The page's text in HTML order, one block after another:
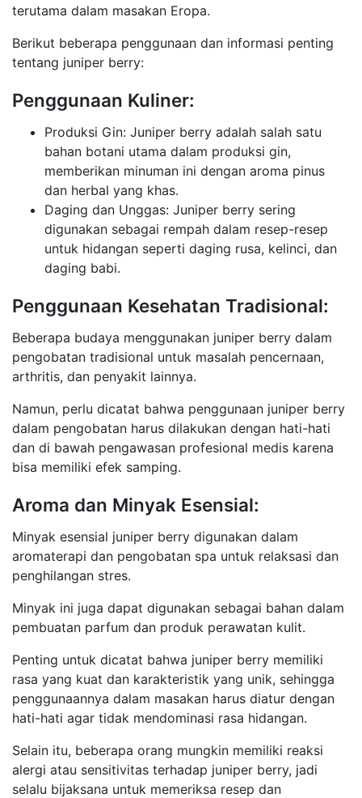
terutama dalam masakan Eropa.
Berikut beberapa penggunaan dan informasi penting
tentang juniper berry:
Penggunaan Kuliner:
Produksi Gin: Juniper berry adalah salah satu
bahan botani utama dalam produksi gin,
memberikan minuman ini dengan aroma pinus
dan herbal yang khas.
Daging dan Unggas: Juniper berry sering
digunakan sebagai rempah dalam resep-resep
untuk hidangan seperti daging rusa, kelinci, dan
daging babi.
Penggunaan Kesehatan Tradisional:
Beberapa budaya menggunakan juniper berry dalam
pengobatan tradisional untuk masalah pencernaan,
arthritis, dan penyakit lainnya.
Namun, perlu dicatat bahwa penggunaan juniper berry
dalam pengobatan harus dilakukan dengan hati-hati
dan di bawah pengawasan profesional medis karena
bisa memiliki efek samping.
Aroma dan Minyak Esensial:
Minyak esensial juniper berry digunakan dalam
aromaterapi dan pengobatan spa untuk relaksasi dan
penghilangan stres.
Minyak ini juga dapat digunakan sebagai bahan dalam
pembuatan parfum dan produk perawatan kulit.
Penting untuk dicatat bahwa juniper berry memiliki
rasa yang kuat dan karakteristik yang unik, sehingga
penggunaannya dalam masakan harus diatur dengan
hati-hati agar tidak mendominasi rasa hidangan.
Selain itu, beberapa orang mungkin memiliki reaksi
alergi atau sensitivitas terhadap juniper berry, jadi
selalu bijaksana untuk memeriksa resep dan